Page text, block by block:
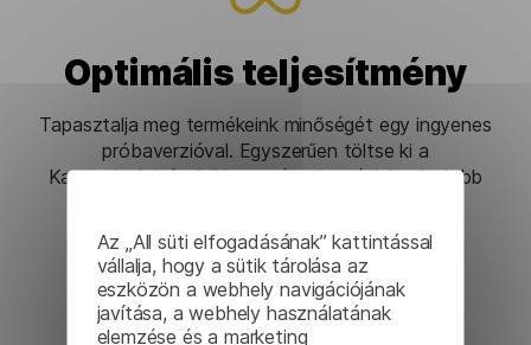
Az „All süti elfogadásának” kattintással
vállalja, hogy a sütik tárolása az
eszközön a webhely navigációjának
javítása, a webhely használatának
elemzése és a marketing
Optimális teljesítmény
Tapasztalja meg termékeink minőségét egy ingyenes
próbaverzióval. Egyszerűen töltse ki a
Kapcsolatfelvételi űrlapot, és mi segítünk a legjobb